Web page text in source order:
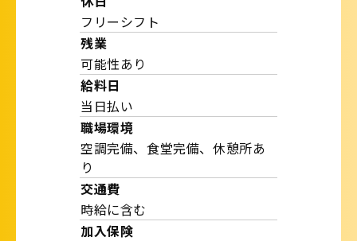
フリーシフト
残業
可能性あり
給料日
当日払い
職場環境
空調完備、食堂完備、休憩所あ
り
交通費
時給に含む
加入保険